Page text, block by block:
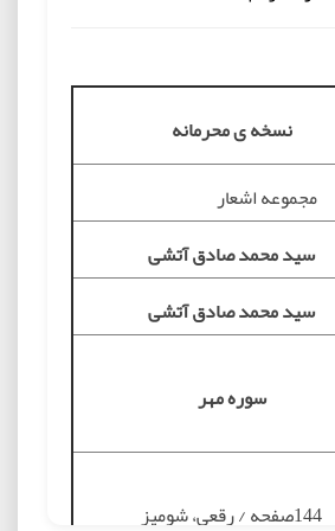
نسخه ی محرمانه
مجموعه اشعار
سید محمد صادق آتشی
سید محمد صادق آتشی
سوره مهر
144صفحه / رقعی، شومیز